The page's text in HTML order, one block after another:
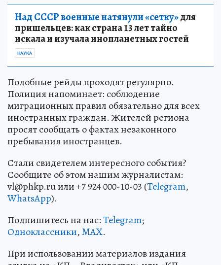
Над СССР военные натянули «сетку»для
пришельцев: как страна 13 лет тайно
искала и изучала инопланетных гостей
НАУКА
Подобные рейды проходят регулярно.
Полиция напоминает: соблюдение
миграционных правил обязательно для всех
иностранных граждан. Жителей региона
просят сообщать о фактах незаконного
пребывания иностранцев.
Стали свидетелем интересного события?
Сообщите об этом нашим журналистам:
vl@phkp.ru или +7 924 000-10-03 (Telegram,
WhatsApp).
Подпишитесь на нас:Telegram;
Одноклассники,MAX.
При использовании материалов издания